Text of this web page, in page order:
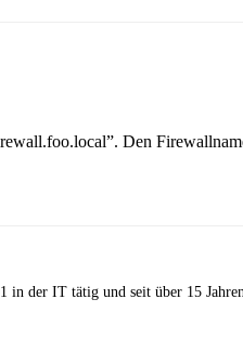
Den
in der IT tätig und seit über 15